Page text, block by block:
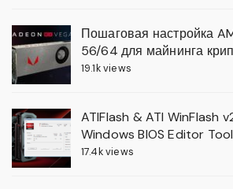
Пошаговая настройка
56/64 для майнинга
19.1k views
ATIFlash & ATI WinFlash
Windows BIOS Editor
17.4k views